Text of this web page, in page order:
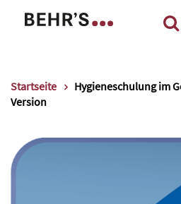
Startseite
Hygieneschulung im
Version